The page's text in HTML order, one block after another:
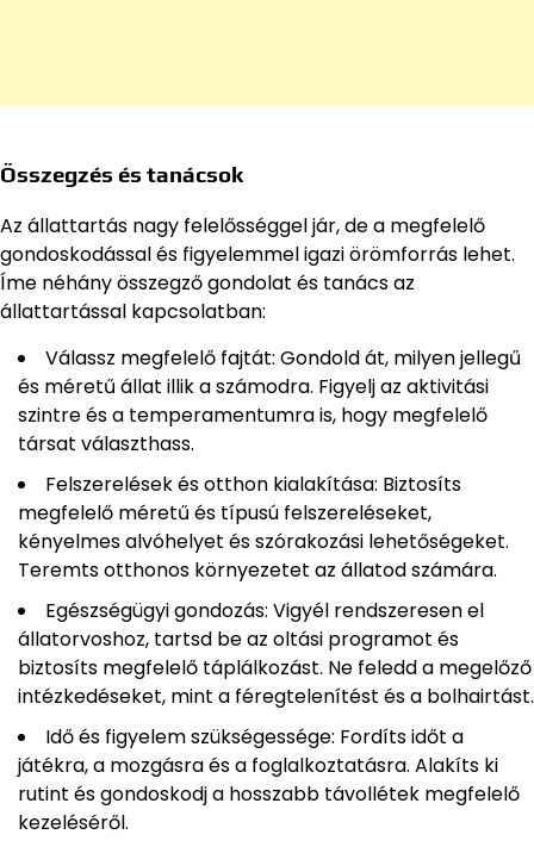
Összegzés és tanácsok
Az állattartás nagy felelősséggel jár, de a megfelelő
gondoskodással és figyelemmel igazi örömforrás lehet.
Íme néhány összegző gondolat és tanács az
állattartással kapcsolatban:
Válassz megfelelő fajtát: Gondold át, milyen jellegű
és méretű állat illik a számodra. Figyelj az aktivitási
szintre és a temperamentumra is, hogy megfelelő
társat választhass.
Felszerelések és otthon kialakítása: Biztosíts
megfelelő méretű és típusú felszereléseket,
kényelmes alvóhelyet és szórakozási lehetőségeket.
Teremts otthonos környezetet az állatod számára.
Egészségügyi gondozás: Vigyél rendszeresen el
állatorvoshoz, tartsd be az oltási programot és
biztosíts megfelelő táplálkozást. Ne feledd a megelőző
intézkedéseket, mint a féregtelenítést és a bolhairtást.
Idő és figyelem szükségessége: Fordíts időt a
játékra, a mozgásra és a foglalkoztatásra. Alakíts ki
rutint és gondoskodj a hosszabb távollétek megfelelő
kezeléséről.